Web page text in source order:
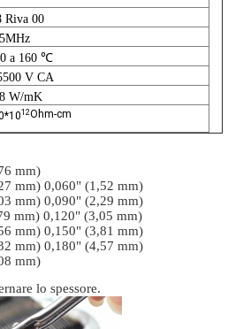
Riva 00
a 160 ℃
V CA
W/mK
12Ohm-cm
mm)
mm) 0,060" (1,52 mm)
mm) 0,090" (2,29 mm)
mm) 0,120" (3,05 mm)
mm) 0,150" (3,81 mm)
mm) 0,180" (4,57 mm)
mm)
lo spessore.